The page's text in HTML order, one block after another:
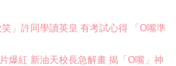
」許同學讀英皇 有考試心得 「O嘴準
爆紅 新油天校長急解畫 揭「O嘴」神